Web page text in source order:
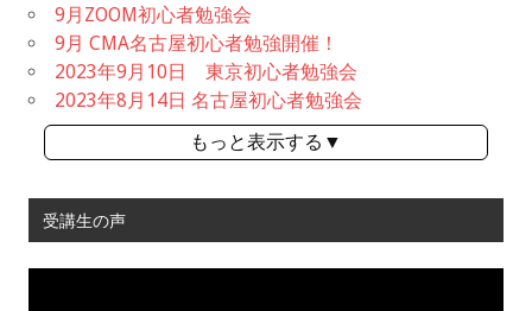
9月ZOOM初心者勉強会
9月 CMA名古屋初心者勉強開催！
2023年9月10日 東京初心者勉強会
2023年8月14日 名古屋初心者勉強会
もっと表示する▼
受講生の声